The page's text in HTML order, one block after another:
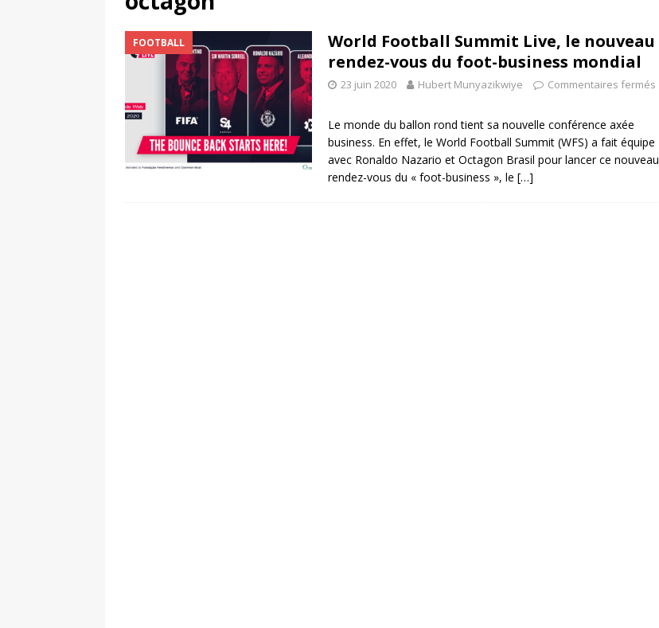
[ 4 août 2026 ]
Saint-Paul-lès-Dax au profit des sapeurs-pompiers face aux incendies dans les Landes
RUGBY
[ 2 août 2026 ]
Le pari risqué d’On Running : vendre une sensation plutôt qu’un chrono
[ 7 août 2026 ]
Pourquoi le Red Star FC réinvente son maillot avec un nouvel artiste chaque saison
ACTIVATION
FOOTBALL
World Football Summit Live, le nouveau
rendez-vous du foot-business mondial
23 juin 2020 Hubert Munyazikwiye Commentaires fermés
Le monde du ballon rond tient sa nouvelle conférence axée
business. En effet, le World Football Summit (WFS) a fait équipe
avec Ronaldo Nazario et Octagon Brasil pour lancer ce nouveau
rendez-vous du « foot-business », le […]